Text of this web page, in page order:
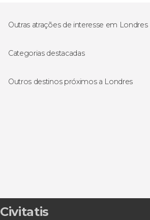
Outras atrações de interesse em Londres
Big Ben
Palácio de Buckingham
Categorias destacadas
Free Tour
Outros destinos próximos a Londres
Civitatis